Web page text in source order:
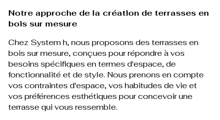
Notre approche de la création de terrasses en
bois sur mesure
Chez System h, nous proposons des terrasses en
bois sur mesure, conçues pour répondre à vos
besoins spécifiques en termes d'espace, de
fonctionnalité et de style. Nous prenons en compte
vos contraintes d'espace, vos habitudes de vie et
vos préférences esthétiques pour concevoir une
terrasse qui vous ressemble.